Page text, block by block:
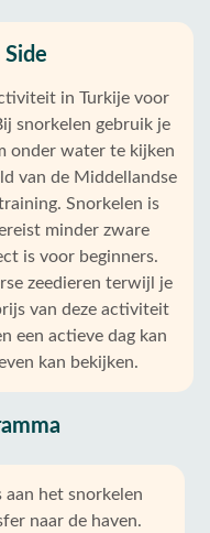
in Turkije voor
snorkelen gebruik je
onder water te kijken
van de Middellandse
Snorkelen is
minder zware
is voor beginners.
zeedieren terwijl je
van deze activiteit
een actieve dag kan
kan bekijken.
aan het snorkelen
naar de haven.